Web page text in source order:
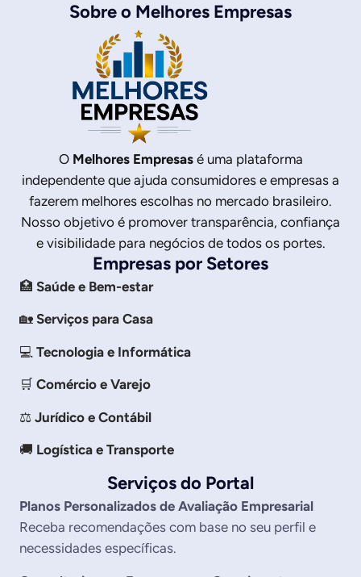
Sobre o Melhores Empresas
O Melhores Empresasé uma plataforma
independente que ajuda consumidores e empresas a
fazerem melhores escolhas no mercado brasileiro.
Nosso objetivo é promover transparência, confiança
e visibilidade para negócios de todos os portes.
Empresas por Setores
🏥 Saúde e Bem-estar
🏡 Serviços para Casa
💻 Tecnologia e Informática
🛒 Comércio e Varejo
⚖️ Jurídico e Contábil
🚚 Logística e Transporte
Serviços do Portal
Planos Personalizados de Avaliação Empresarial
Receba recomendações com base no seu perfil e
necessidades específicas.